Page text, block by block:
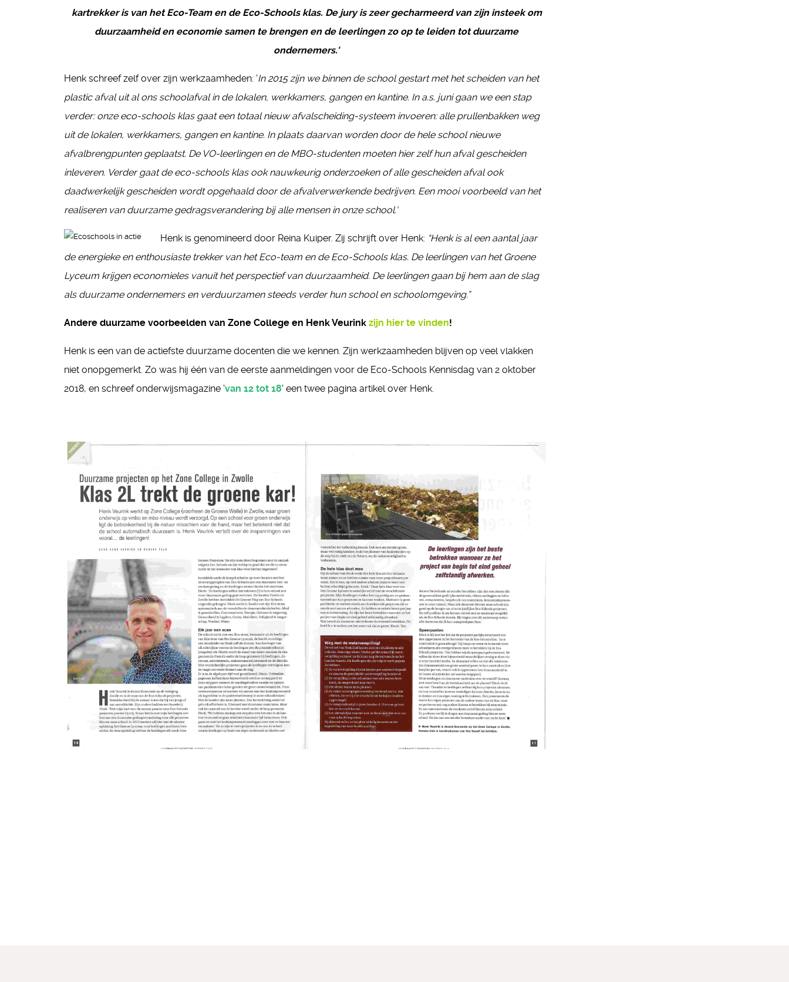
kartrekker is van het Eco-Team en de Eco-Schools klas. De jury is zeer gecharmeerd van zijn insteek om
duurzaamheid en economie samen te brengen en de leerlingen zo op te leiden tot duurzame
ondernemers.'
Henk schreef zelf over zijn werkzaamheden: 'In 2015 zijn we binnen de school gestart met het scheiden van het
plastic afval uit al ons schoolafval in de lokalen, werkkamers, gangen en kantine. In a.s. juni gaan we een stap
verder: onze eco-schools klas gaat een totaal nieuw afvalscheiding-systeem invoeren: alle prullenbakken weg
uit de lokalen, werkkamers, gangen en kantine. In plaats daarvan worden door de hele school nieuwe
afvalbrengpunten geplaatst. De VO-leerlingen en de MBO-studenten moeten hier zelf hun afval gescheiden
inleveren. Verder gaat de eco-schools klas ook nauwkeurig onderzoeken of alle gescheiden afval ook
daadwerkelijk gescheiden wordt opgehaald door de afvalverwerkende bedrijven. Een mooi voorbeeld van het
realiseren van duurzame gedragsverandering bij alle mensen in onze school.'
Henk is genomineerd door Reina Kuiper. Zij schrijft over Henk: “Henk is al een aantal jaar
de energieke en enthousiaste trekker van het Eco-team en de Eco-Schools klas. De leerlingen van het Groene
Lyceum krijgen economieles vanuit het perspectief van duurzaamheid. De leerlingen gaan bij hem aan de slag
als duurzame ondernemers en verduurzamen steeds verder hun school en schoolomgeving.”
Andere duurzame voorbeelden van Zone College en Henk Veurink zijn hier te vinden!
Henk is een van de actiefste duurzame docenten die we kennen. Zijn werkzaamheden blijven op veel vlakken
niet onopgemerkt. Zo was hij één van de eerste aanmeldingen voor de Eco-Schools Kennisdag van 2 oktober
2018, en schreef onderwijsmagazine 'van 12 tot 18' een twee pagina artikel over Henk.